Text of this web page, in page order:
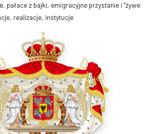
pałace z bajki, emigracyjne przystanie i "żywe
realizacje, instytucje